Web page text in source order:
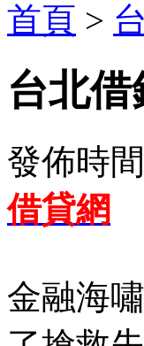
首頁 >
台北
發佈時
借貸網
金融海